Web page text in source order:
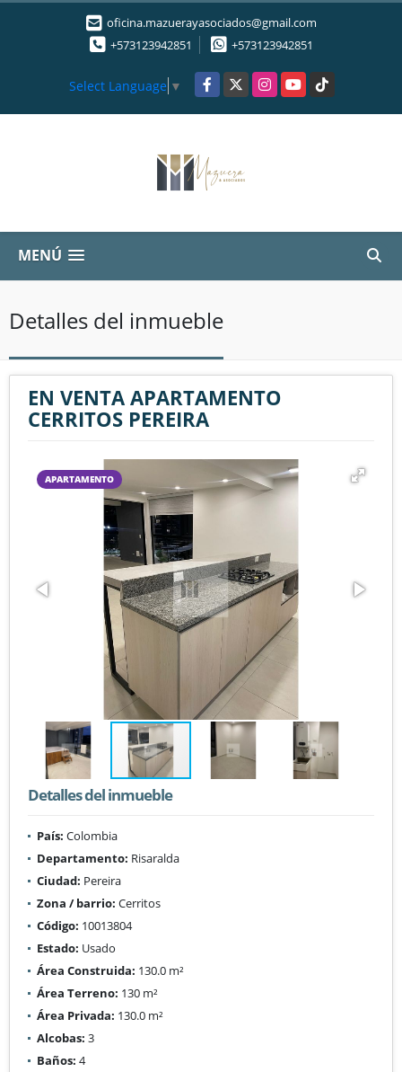
oficina.mazuerayasociados@gmail.com
+573123942851
+573123942851
Select Language ▼ Facebook
X InstagramYouTubeTikTok
MENÚ
Detalles del inmueble
EN VENTA APARTAMENTO
CERRITOS PEREIRA
APARTAMENTO
Detalles del inmueble
País: Colombia
Departamento: Risaralda
Ciudad: Pereira
Zona / barrio: Cerritos
Código: 10013804
Estado: Usado
Área Construida: 130.0 m²
Área Terreno: 130 m²
Área Privada: 130.0 m²
Alcobas: 3
Baños: 4